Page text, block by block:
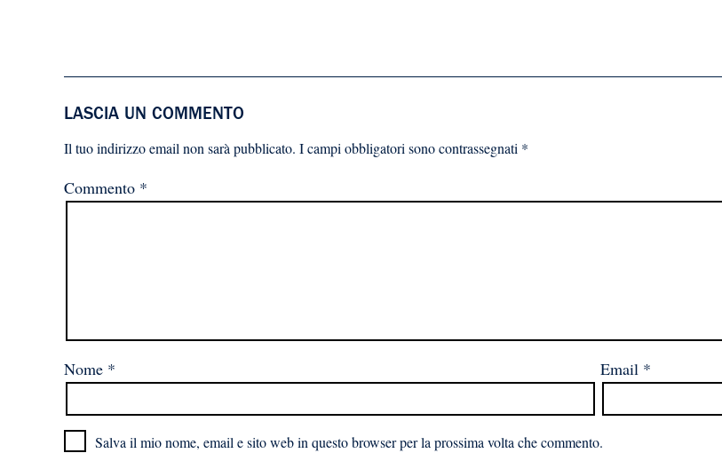
LASCIA UN COMMENTO
Il tuo indirizzo email non sarà pubblicato. I campi obbligatori sono contrassegnati *
Commento *
Nome * Email *
Salva il mio nome, email e sito web in questo browser per la prossima volta che commento.